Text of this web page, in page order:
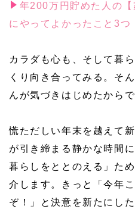
年200万円貯めた人の
にやってよかったこと3つ
カラダも心も、そして暮
くり向き合ってみる。そ
んが気づきはじめたから
慌ただしい年末を越えて
が引き締まる静かな時間
暮らしをととのえる」た
介します。きっと「今年
ぞ！」と決意を新たにした